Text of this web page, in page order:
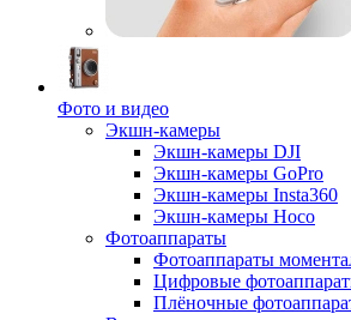
Фото и видео
Экшн-камеры
Экшн-камеры DJI
Экшн-камеры GoPro
Экшн-камеры Insta360
Экшн-камеры Hoco
Фотоаппараты
Фотоаппараты
Цифровые
Плёночные